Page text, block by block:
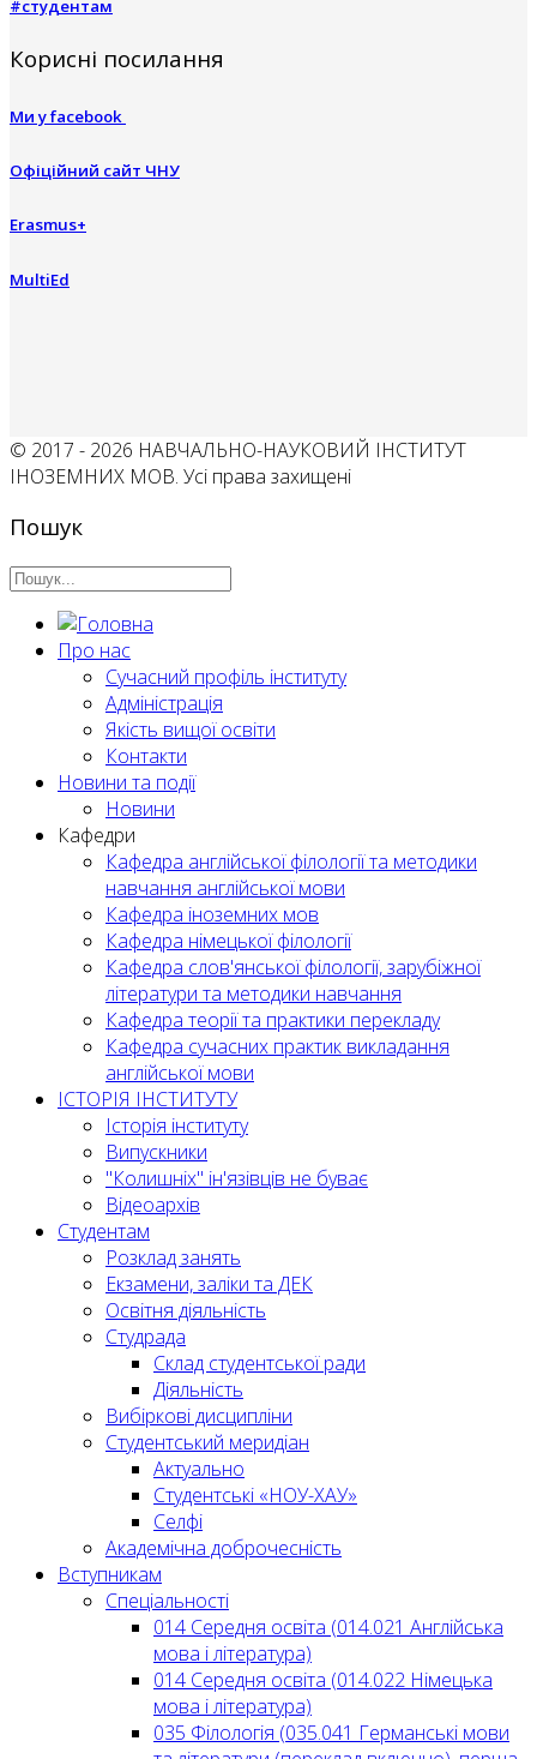
#студентам
Корисні посилання
Ми у facebook
Офіційний сайт ЧНУ
Erasmus+
MultiEd
© 2017 - 2026 НАВЧАЛЬНО-НАУКОВИЙ ІНСТИТУТ
ІНОЗЕМНИХ МОВ. Усі права захищені
Пошук
Про нас
Сучасний профіль інституту
Адміністрація
Якість вищої освіти
Контакти
Новини та події
Новини
Кафедри
Кафедра англійської філології та методики
навчання англійської мови
Кафедра іноземних мов
Кафедра німецької філології
Кафедра слов'янської філології, зарубіжної
літератури та методики навчання
Кафедра теорії та практики перекладу
Кафедра сучасних практик викладання
англійської мови
ІСТОРІЯ ІНСТИТУТУ
Історія інституту
Випускники
"Колишніх" ін'язівців не буває
Відеоархів
Студентам
Розклад занять
Екзамени, заліки та ДЕК
Освітня діяльність
Студрада
Склад студентської ради
Діяльність
Вибіркові дисципліни
Студентський меридіан
Актуально
Студентські «НОУ-ХАУ»
Селфі
Академічна доброчесність
Вступникам
Спеціальності
014 Середня освіта (014.021 Англійська
мова і література)
014 Середня освіта (014.022 Німецька
мова і література)
035 Філологія (035.041 Германські мови